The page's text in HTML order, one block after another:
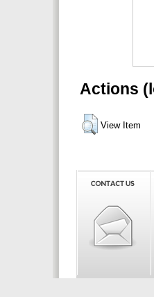
Actions
View Item